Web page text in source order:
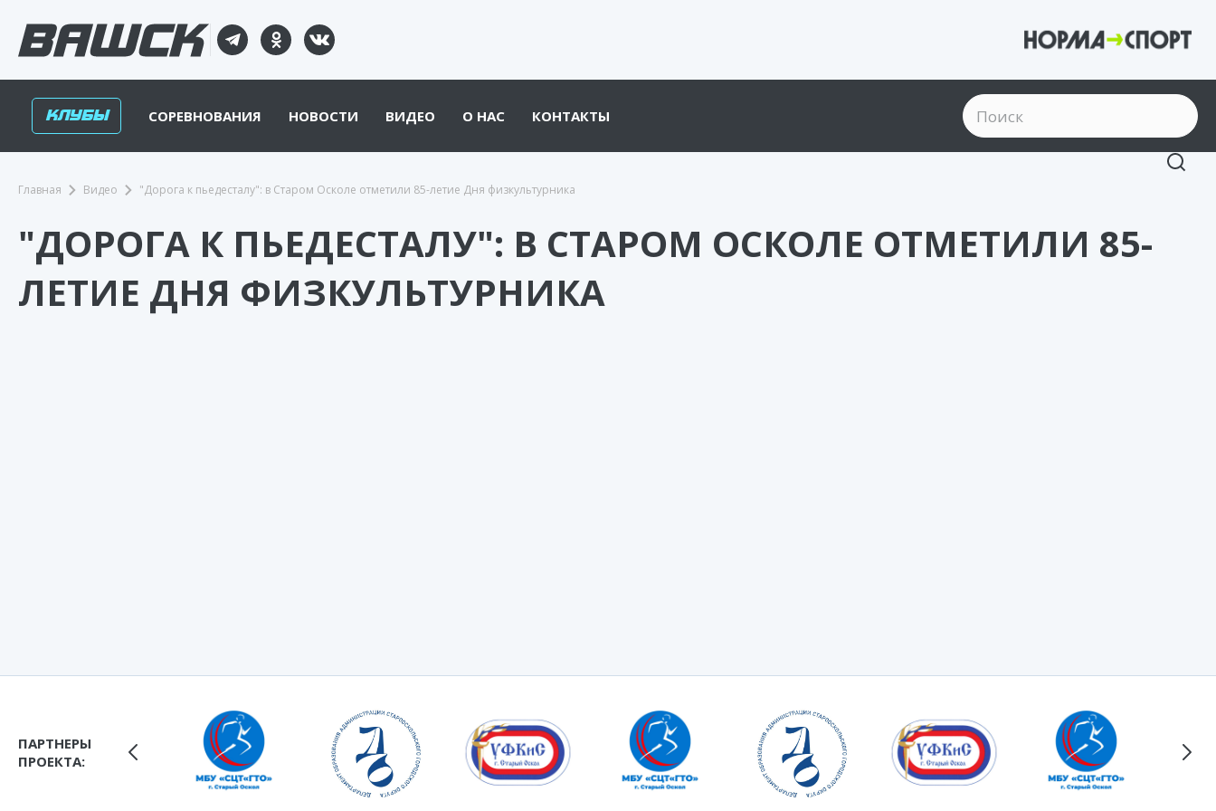
КЛУБЫ СОРЕВНОВАНИЯ НОВОСТИ ВИДЕО О НАС КОНТАКТЫ
Главная Видео "Дорога к пьедесталу": в Старом Осколе отметили 85-летие Дня физкультурника
"ДОРОГА К ПЬЕДЕСТАЛУ": В СТАРОМ ОСКОЛЕ ОТМЕТИЛИ 85-
ЛЕТИЕ ДНЯ ФИЗКУЛЬТУРНИКА
ПАРТНЕРЫ
ПРОЕКТА: